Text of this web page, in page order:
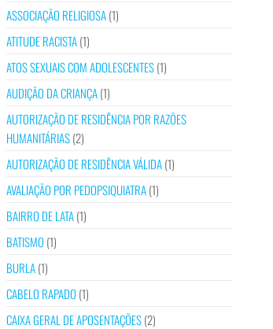
ASSOCIAÇÃO RELIGIOSA(1)
ATITUDE RACISTA(1)
ATOS SEXUAIS COM ADOLESCENTES(1)
AUDIÇÃO DA CRIANÇA(1)
AUTORIZAÇÃO DE RESIDÊNCIA POR RAZÕES
HUMANITÁRIAS(2)
AUTORIZAÇÃO DE RESIDÊNCIA VÁLIDA(1)
AVALIAÇÃO POR PEDOPSIQUIATRA(1)
BAIRRO DE LATA(1)
BATISMO (1)
BURLA(1)
CABELO RAPADO (1)
CAIXA GERAL DE APOSENTAÇÕES(2)